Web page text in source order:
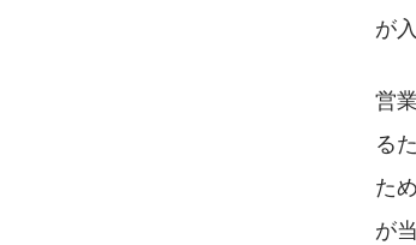
が
営
る
た
が